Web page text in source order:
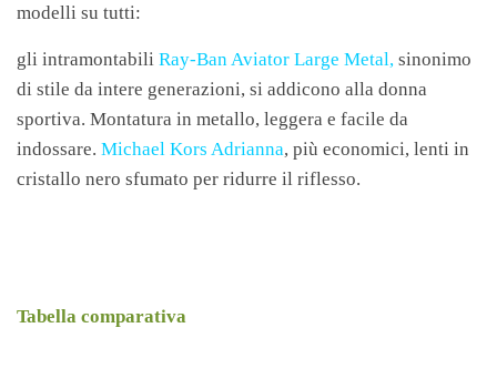
modelli su tutti:
gli intramontabili Ray-Ban Aviator Large Metal, sinonimo
di stile da intere generazioni, si addicono alla donna
sportiva. Montatura in metallo, leggera e facile da
indossare. Michael Kors Adrianna, più economici, lenti in
cristallo nero sfumato per ridurre il riflesso.
Tabella comparativa